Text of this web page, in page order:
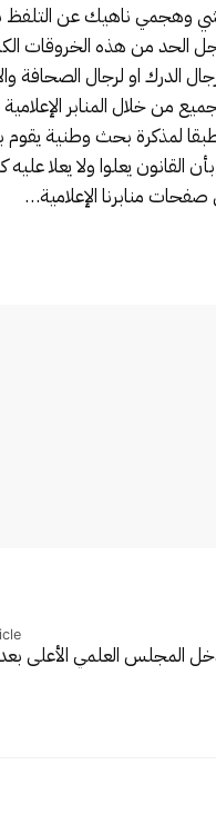
وهجمي ناهيك عن
الحد من هذه الخروقات
او لرجال الصحافة
من خلال المنابر
لمذكرة بحث وطنية
يعلوا ولا يعلا عليه
منابرنا الإعلامية…
المجلس العلمي الأعلى